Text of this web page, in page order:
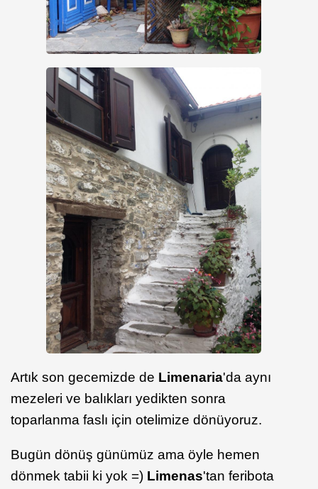
Artık son gecemizde de Limenaria'da aynı
mezeleri ve balıkları yedikten sonra
toparlanma faslı için otelimize dönüyoruz.
Bugün dönüş günümüz ama öyle hemen
dönmek tabii ki yok =) Limenas'tan feribota